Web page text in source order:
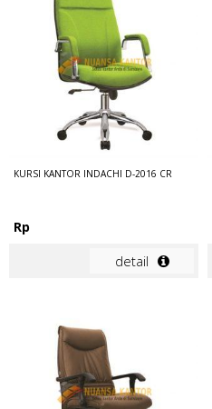
KURSI KANTOR INDACHI D-2016 CR
Rp
detail